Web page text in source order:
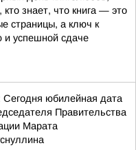
кто знает, что книга — это
страницы, а ключ к
и успешной сдаче
юбилейная дата
Правительства
Марата